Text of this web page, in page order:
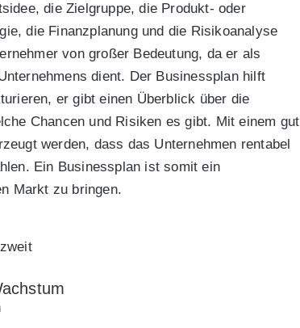
die Zielgruppe, die Produkt- oder
die Finanzplanung und die Risikoanalyse
von großer Bedeutung, da er als
dient. Der Businessplan hilft
er gibt einen Überblick über die
Chancen und Risiken es gibt. Mit einem gut
werden, dass das Unternehmen rentabel
Ein Businessplan ist somit ein
Markt zu bringen.